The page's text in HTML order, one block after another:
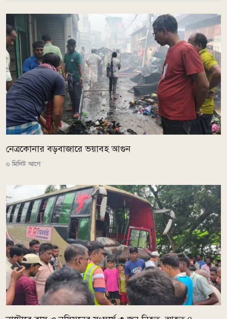
নেত্রকোনার বড়বাজারে ভয়াবহ আগুন
০ মিনিট আগে